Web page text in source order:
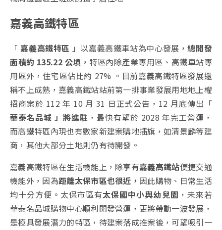
嘉義高鐵特區
「 嘉義高鐵特區 」以嘉義高鐵車站為中心發展，總開發
面積約 135.22 公頃 ，特區內除產業專用區、高鐵車站專
用區外，住宅區佔比約 27% 。目前嘉義高鐵特區發展還
稱不上成熟，嘉義高鐵站站前第一排事業發展用地地上權
招商案於 112 年 10 月 31 日正式公告，12 月底傳出「
華泰名品城 」將進駐 ，最快有望於 2028 年完工營運，
而高鐵特區內現也有數家新建案購地插旗，如清景麟等建
商，其他大部分土地則仍有待開發。
嘉義高鐵特區在生活機能上，除享有嘉義高鐵站便捷交通
機能外，因為距離太保市區也很近， 因此購物、日常生活
均十分方便。太保市區有太保國中小與幼兒園 ，未來若
華泰名品城購物中心順利開發營運，更將帶動一波發展，
是極具發展潛力的特區，待建案落成推案後，可望吸引一